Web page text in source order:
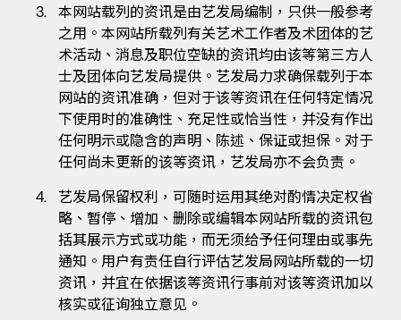
本网站载列的资讯是由艺发局编制，只供一般参考
之用。本网站所载列有关艺术工作者及术团体的艺
术活动、消息及职位空缺的资讯均由该等第三方人
士及团体向艺发局提供。艺发局力求确保载列于本
网站的资讯准确，但对于该等资讯在任何特定情况
下使用时的准确性、充足性或恰当性，并没有作出
任何明示或隐含的声明、陈述、保证或担保。对于
任何尚未更新的该等资讯，艺发局亦不会负责。
艺发局保留权利，可随时运用其绝对酌情决定权省
略、暂停、增加、删除或编辑本网站所载的资讯包
括其展示方式或功能，而无须给予任何理由或事先
通知。用户有责任自行评估艺发局网站所载的一切
资讯，并宜在依据该等资讯行事前对该等资讯加以
核实或征询独立意见。